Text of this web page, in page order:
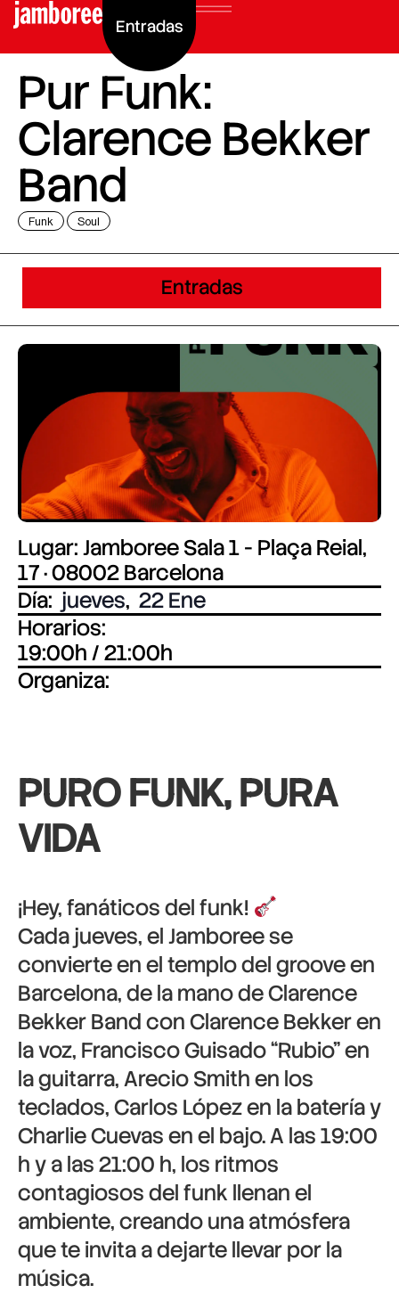
Entradas
Pur Funk:
Clarence Bekker
Band
Funk Soul
Entradas
Lugar: Jamboree Sala 1 - Plaça Reial,
17 · 08002 Barcelona
Día: jueves, 22 Ene
Horarios:
19:00h / 21:00h
Organiza:
PURO FUNK, PURA
VIDA
¡Hey, fanáticos del funk!
Cada jueves, el Jamboree se
convierte en el templo del groove en
Barcelona, de la mano de Clarence
Bekker Band con Clarence Bekker en
la voz, Francisco Guisado “Rubio” en
la guitarra, Arecio Smith en los
teclados, Carlos López en la batería y
Charlie Cuevas en el bajo. A las 19:00
h y a las 21:00 h, los ritmos
contagiosos del funk llenan el
ambiente, creando una atmósfera
que te invita a dejarte llevar por la
música.